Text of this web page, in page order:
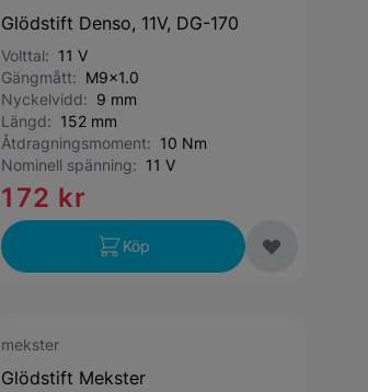
Glödstift Denso, 11V, DG-170
Volttal: 11 V
Gängmått: M9x1.0
Nyckelvidd: 9 mm
Längd: 152 mm
Åtdragningsmoment: 10 Nm
Nominell spänning: 11 V
172 kr
Köp
mekster
Glödstift Mekster